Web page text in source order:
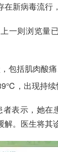
新病毒流行
一则浏览量
包括肌肉酸
，出现持续
表示，她
。医生将其